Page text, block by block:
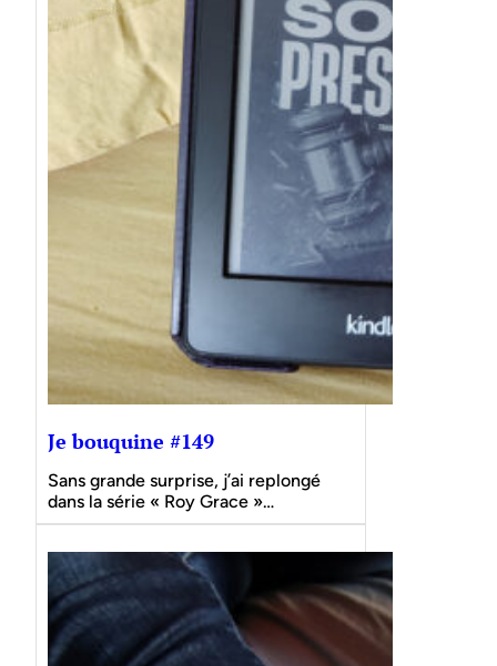
Je bouquine #149
Sans grande surprise, j’ai replongé
dans la série « Roy Grace »…